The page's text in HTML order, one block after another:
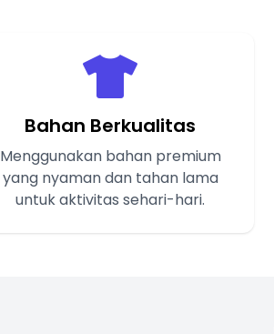
Bahan Berkualitas
Menggunakan bahan premium
yang nyaman dan tahan lama
untuk aktivitas sehari-hari.